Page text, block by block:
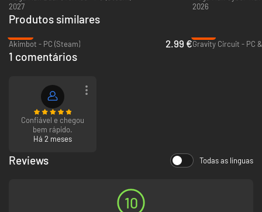
2027
2026
Produtos similares
Akimbot - PC (Steam)
2.99 €Gravity Circuit - PC
1 comentários
Confiável e chegou
bem rápido.
Há 2 meses
Reviews Todas as línguas
10